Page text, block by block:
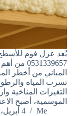
يُعد عزل فوم
المباني من أخطر
تسرب المياه
التغيرات المناخية
الموسمية، أصبح
Me
4 أبريل، 2026